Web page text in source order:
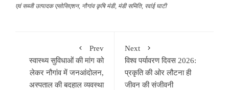
एवं सब्जी उत्पादक एसोसिएशन, नौगांव कृषि मंडी, मंडी समिति, रवांई घाटी
Prev
स्वास्थ्य सुविधाओं की मांग को
लेकर नौगांव में जनआंदोलन,
अस्पताल की बदहाल व्यवस्था
Next
विश्व पर्यावरण दिवस 2026:
प्रकृति की ओर लौटना ही
जीवन की संजीवनी